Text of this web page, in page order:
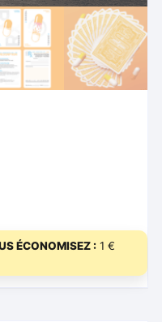
ÉCONOMISEZ : 1 €